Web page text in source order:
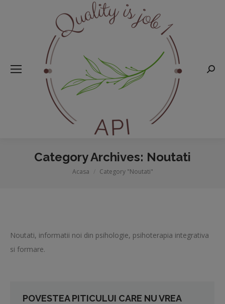
Category Archives: Noutati
You are here:
Acasa Category "Noutati"
Noutati, informatii noi din psihologie, psihoterapia integrativa
si formare.
POVESTEA PITICULUI CARE NU VREA